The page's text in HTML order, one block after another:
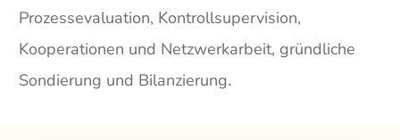
Prozessevaluation, Kontrollsupervision,
Kooperationen und Netzwerkarbeit, gründliche
Sondierung und Bilanzierung.